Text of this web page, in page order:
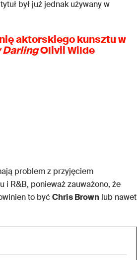
był już jednak używany w
aktorskiego kunsztu w
DarlingOlivii Wilde
problem z przyjęciem
i R&B, ponieważ zauważono, że
to byćChris Brown lub nawet